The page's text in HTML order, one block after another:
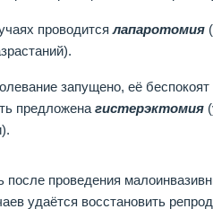
проводитсялапаротомия
запущено, её
предложена гистерэктомия
после проведения
удаётся восстановить